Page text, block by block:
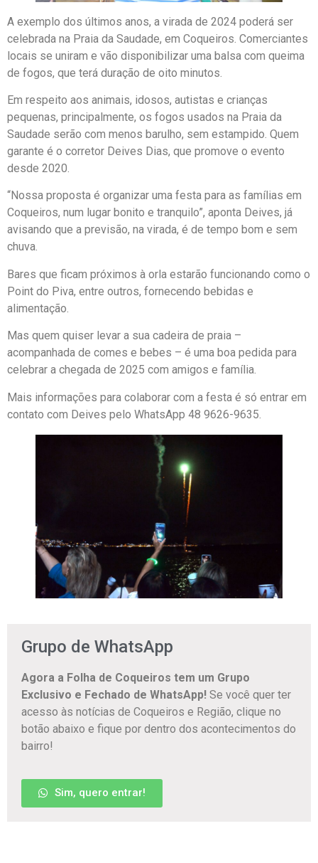
A exemplo dos últimos anos, a virada de 2024 poderá ser
celebrada na Praia da Saudade, em Coqueiros. Comerciantes
locais se uniram e vão disponibilizar uma balsa com queima
de fogos, que terá duração de oito minutos.
Em respeito aos animais, idosos, autistas e crianças
pequenas, principalmente, os fogos usados na Praia da
Saudade serão com menos barulho, sem estampido. Quem
garante é o corretor Deives Dias, que promove o evento
desde 2020.
“Nossa proposta é organizar uma festa para as famílias em
Coqueiros, num lugar bonito e tranquilo”, aponta Deives, já
avisando que a previsão, na virada, é de tempo bom e sem
chuva.
Bares que ficam próximos à orla estarão funcionando como o
Point do Piva, entre outros, fornecendo bebidas e
alimentação.
Mas quem quiser levar a sua cadeira de praia –
acompanhada de comes e bebes – é uma boa pedida para
celebrar a chegada de 2025 com amigos e família.
Mais informações para colaborar com a festa é só entrar em
contato com Deives pelo WhatsApp 48 9626-9635.
Grupo de WhatsApp
Agora a Folha de Coqueiros tem um Grupo
Exclusivo e Fechado de WhatsApp! Se você quer ter
acesso às notícias de Coqueiros e Região, clique no
botão abaixo e fique por dentro dos acontecimentos do
bairro!
Sim, quero entrar!